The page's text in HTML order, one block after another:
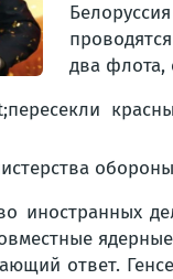
два флота,
ответ.